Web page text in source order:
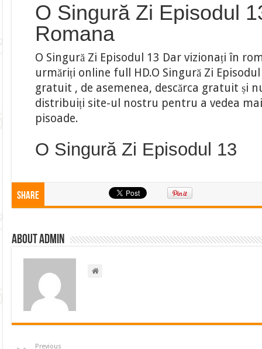
O Singură Zi Episodul
Romana
O Singură Zi Episodul 13 Dar vizionați în
urmăriți online full HD.O Singură Zi
gratuit , de asemenea, descărca gratuit și
distribuiți site-ul nostru pentru a vedea
pisoade.
O Singură Zi Episodul 13
Share
About admin
Previous